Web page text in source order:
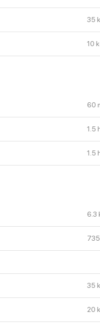
35
10
60
1.5
1.5
6.3
735
35
20